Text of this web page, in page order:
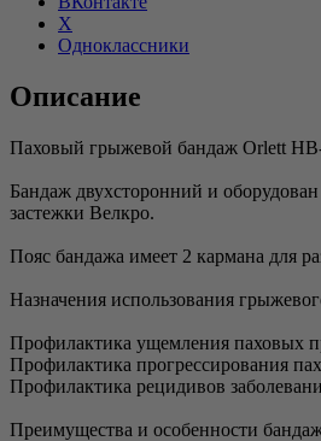
X
Одноклассники
Описание
Паховый грыжевой бандаж Orlett
Бандаж двухсторонний и
застежки Велкро.
Пояс бандажа имеет 2 кармана для
Назначения использования
Профилактика ущемления паховых
Профилактика прогрессирования
Профилактика рецидивов
Преимущества и особенности